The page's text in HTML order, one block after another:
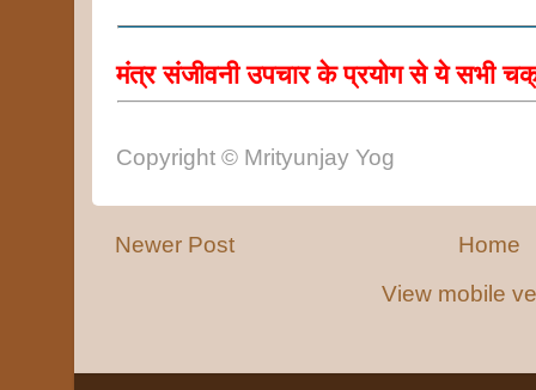
मंत्र संजीवनी उपचार के प्रयोग से ये सभी
Copyright© Mrityunjay Yog
Newer Post
Home
View mobile